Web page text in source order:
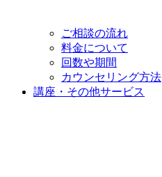
ご相談の流れ
料金について
回数や期間
カウンセリング方法
講座・その他サービス